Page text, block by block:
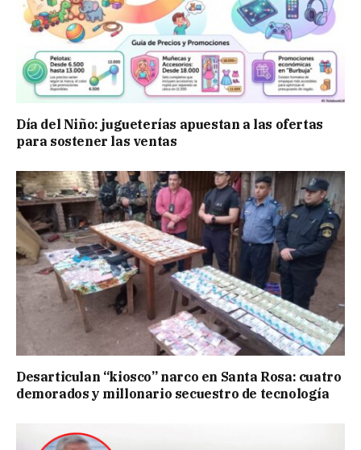
Día del Niño: jugueterías apuestan a las ofertas
para sostener las ventas
Desarticulan “kiosco” narco en Santa Rosa: cuatro
demorados y millonario secuestro de tecnología